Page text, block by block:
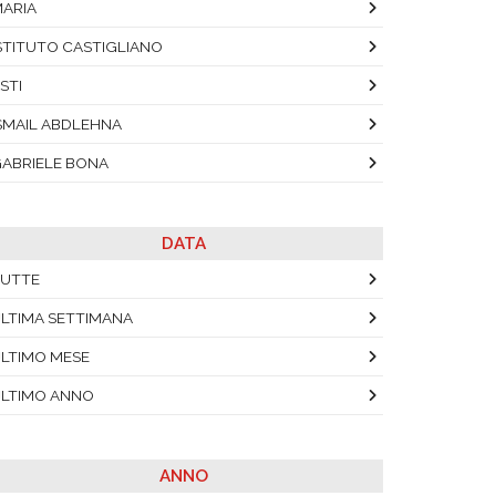
CASTIGLIANO
ABDLEHNA
BONA
DATA
SETTIMANA
MESE
ANNO
ANNO